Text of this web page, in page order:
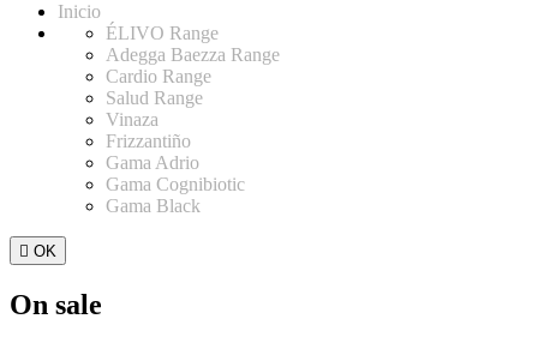
Inicio
ÉLIVO Range
Adegga Baezza Range
Cardio Range
Salud Range
Vinaza
Frizzantiño
Gama Adrio
Gama Cognibiotic
Gama Black
 OK
On sale